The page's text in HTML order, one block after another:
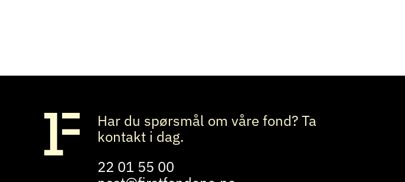
Har du spørsmål om våre fond? Ta
kontakt i dag.
22 01 55 00